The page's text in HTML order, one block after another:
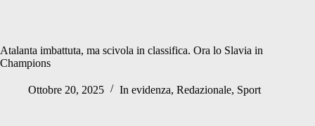
Atalanta imbattuta, ma scivola in classifica. Ora lo Slavia in
Champions
Ottobre 20, 2025 In evidenza, Redazionale, Sport